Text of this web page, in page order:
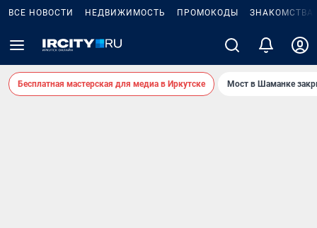
ВСЕ НОВОСТИ НЕДВИЖИМОСТЬ ПРОМОКОДЫ ЗНАКОМСТВА
Бесплатная мастерская для медиа в Иркутске Мост в Шаманке